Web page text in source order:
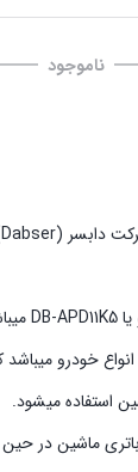
ناموجود
خودرو
استفاده میشود.
باتری ماشین در